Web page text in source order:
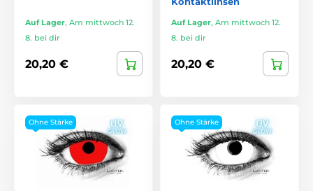
Auf Lager, Am mittwoch 12.
8. bei dir
20,20 €
Auf Lager, Am mittwoch 12.
8. bei dir
20,20 €
Ohne Stärke Ohne Stärke